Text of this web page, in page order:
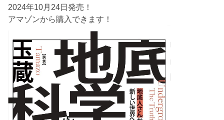
2024年10月24日発売！
アマゾンから購入できます！